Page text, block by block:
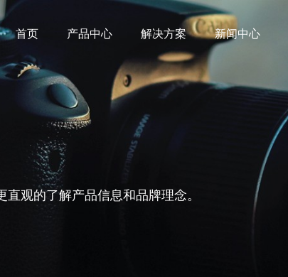
首页 产品中心 解决方案 新闻中心
观的了解产品信息和品牌理念。